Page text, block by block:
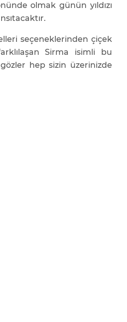
olmak günün yıldızı
seçeneklerinden çiçek
Sirma isimli bu
hep sizin üzerinizde